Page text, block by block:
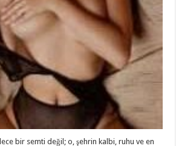
bir semti değil; o, şehrin kalbi, ruhu ve en